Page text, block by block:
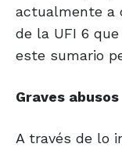
actualmente a
de la UFI 6
este sumario
Graves abusos
A través de lo